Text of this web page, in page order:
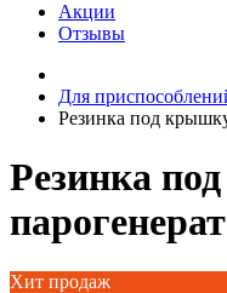
Акции
Отзывы
Для
Резинка под
Резинка
Хит продаж